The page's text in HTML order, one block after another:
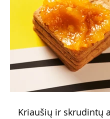
Kriaušių ir skrudintų